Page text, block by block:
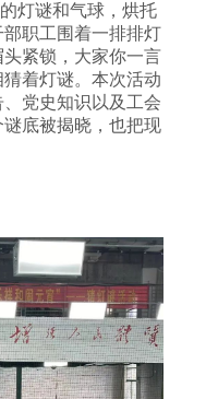
灯谜和气球，烘托
职工围着一排排灯
紧锁，大家你一言
着灯谜。本次活动
党史知识以及工会
底被揭晓，也把现